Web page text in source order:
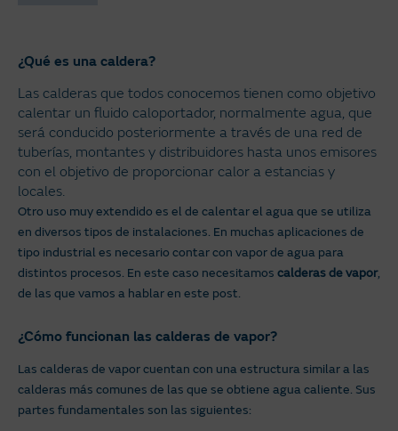
¿Qué es una caldera?
Las calderas que todos conocemos tienen como objetivo
calentar un fluido caloportador, normalmente agua, que
será conducido posteriormente a través de una red de
tuberías, montantes y distribuidores hasta unos emisores
con el objetivo de proporcionar calor a estancias y
locales.
Otro uso muy extendido es el de calentar el agua que se utiliza
en diversos tipos de instalaciones. En muchas aplicaciones de
tipo industrial es necesario contar con vapor de agua para
distintos procesos. En este caso necesitamos calderas de vapor,
de las que vamos a hablar en este post.
¿Cómo funcionan las calderas de vapor?
Las calderas de vapor cuentan con una estructura similar a las
calderas más comunes de las que se obtiene agua caliente. Sus
partes fundamentales son las siguientes: